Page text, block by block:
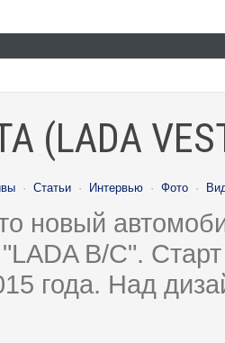
(LADA
· Статьи · Интервью · Фото ·
новый
B/C".
года. Над